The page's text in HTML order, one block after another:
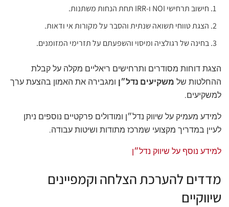
חישוב תרחישי NOI ו-IRR תחת הנחות משתנות.
הצגת טווחי תשואה שנתית והסבר על מקורות אי ודאות.
בחינה של רגולציה ומיסוי והשפעתם על תזרימי המזומנים.
הצגת דוחות מסודרים ותרחישים ריאליים מקלה על קבלת
ההחלטות של משקיעים נדל״ן ומגבירה את האמון בהצעת ערך
למשקיעים.
למידע מעמיק על שיווק נדל״ן ומודולים פרקטיים נוספים ניתן
לעיין במדריך מקצועי שמרכז מתודות ושיטות עבודה.
למידע נוסף על שיווק נדל״ן
מדדים להערכת הצלחה וקמפיינים
שיווקיים